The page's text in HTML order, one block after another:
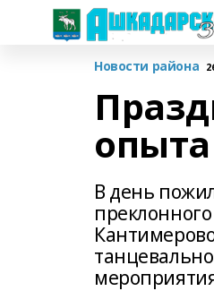
Новости района
опыта
В день